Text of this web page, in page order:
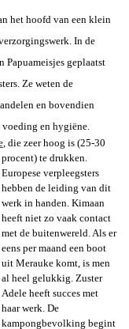
het hoofd van een klein
In de
geplaatst
Ze weten de
en bovendien
voeding en hygiëne.
, die zeer hoog is (25-30
procent) te drukken.
Europese verpleegsters
hebben de leiding van dit
werk in handen. Kimaan
heeft niet zo vaak contact
met de buitenwereld. Als er
eens per maand een boot
uit Merauke komt, is men
al heel gelukkig. Zuster
Adele heeft succes met
haar werk. De
kampongbevolking begint